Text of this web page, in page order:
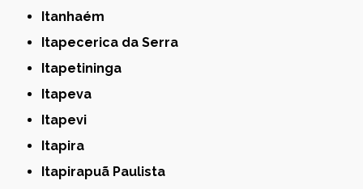
Itanhaém
Itapecerica da Serra
Itapetininga
Itapeva
Itapevi
Itapira
Itapirapuã Paulista